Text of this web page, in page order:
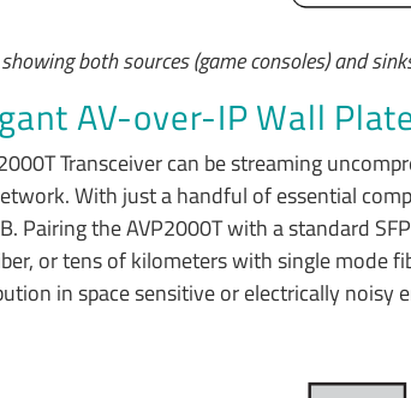
both sources (game consoles) and
AV-over-IP Wall
Transceiver can be streaming
With just a handful of essential
the AVP2000T with a standard
or tens of kilometers with single mode
in space sensitive or electrically